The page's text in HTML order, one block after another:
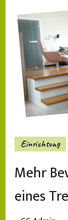
Einrichtung
Mehr
eines